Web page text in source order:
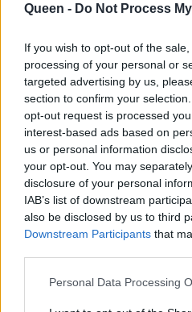
Queen - Do Not Process
If you wish to opt-out of the
processing of your personal or
targeted advertising by us,
section to confirm your
opt-out request is processed
interest-based ads based on
us or personal information
your opt-out. You may
disclosure of your personal
IAB’s list of downstream
also be disclosed by us to third
Downstream Participants that
Personal Data Processing